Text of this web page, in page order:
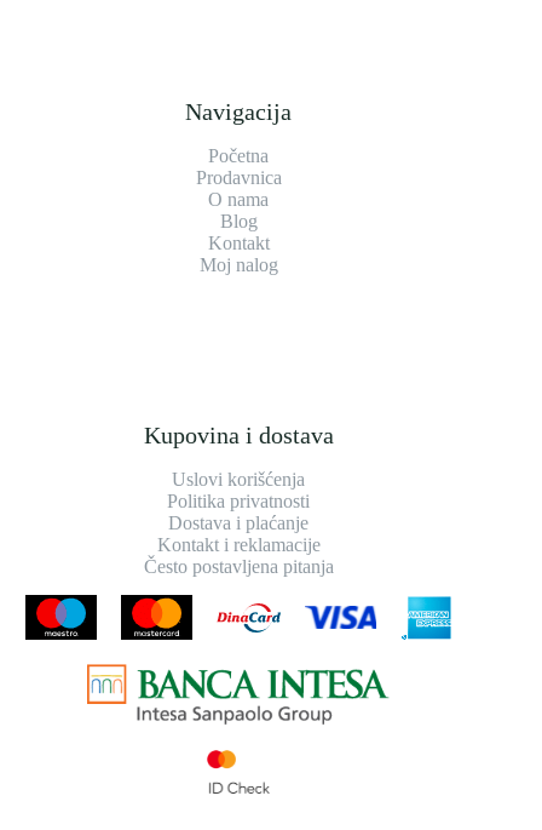
Navigacija
Početna
Prodavnica
O nama
Blog
Kontakt
Moj nalog
Kupovina i dostava
Uslovi korišćenja
Politika privatnosti
Dostava i plaćanje
Kontakt i reklamacije
Često postavljena pitanja